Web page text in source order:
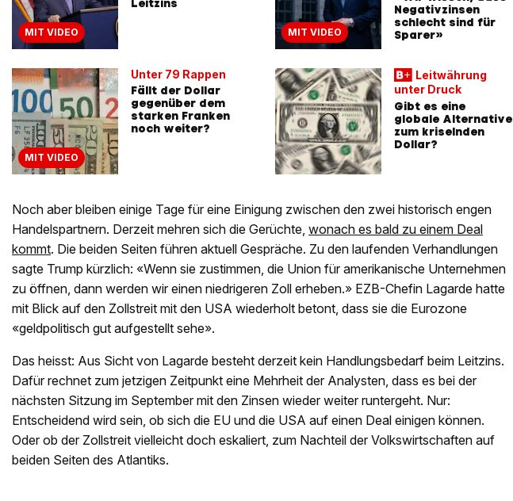
MIT VIDEO
Leitzins
MIT VIDEO
Unter 79 Rappen
Fällt der Dollar
gegenüber dem
starken Franken
noch weiter?
MIT VIDEO
Negativzinsen
schlecht sind für
Sparer»
Leitwährung
unter Druck
Gibt es eine
globale Alternative
zum kriselnden
Dollar?
Noch aber bleiben einige Tage für eine Einigung zwischen den zwei historisch engen
Handelspartnern. Derzeit mehren sich die Gerüchte, wonach es bald zu einem Deal
kommt. Die beiden Seiten führen aktuell Gespräche. Zu den laufenden Verhandlungen
sagte Trump kürzlich: «Wenn sie zustimmen, die Union für amerikanische Unternehmen
zu öffnen, dann werden wir einen niedrigeren Zoll erheben.» EZB-Chefin Lagarde hatte
mit Blick auf den Zollstreit mit den USA wiederholt betont, dass sie die Eurozone
«geldpolitisch gut aufgestellt sehe».
Das heisst: Aus Sicht von Lagarde besteht derzeit kein Handlungsbedarf beim Leitzins.
Dafür rechnet zum jetzigen Zeitpunkt eine Mehrheit der Analysten, dass es bei der
nächsten Sitzung im September mit den Zinsen wieder weiter runtergeht. Nur:
Entscheidend wird sein, ob sich die EU und die USA auf einen Deal einigen können.
Oder ob der Zollstreit vielleicht doch eskaliert, zum Nachteil der Volkswirtschaften auf
beiden Seiten des Atlantiks.